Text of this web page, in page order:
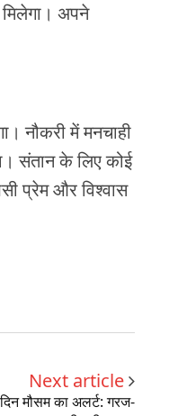
अपने
में मनचाही
संतान के लिए कोई
प्रेम और विश्वास
Next article
मौसम का अलर्ट: गरज-